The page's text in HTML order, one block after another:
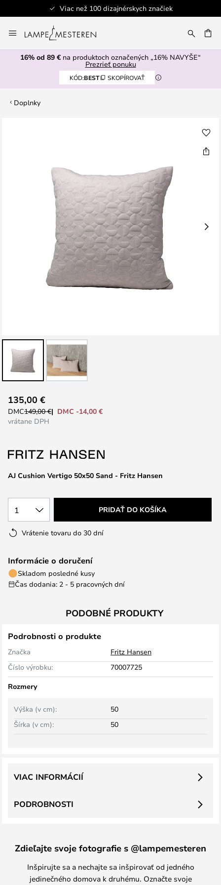
Viac než 100 dizajnérskych značiek
to
Content
16% od 89 € na produktoch označených „16% NAVYŠE“
Prezrieť ponuku
KÓD:BEST SKOPÍROVAŤ
Doplnky
na
začiatok
AJ Cushion Vertigo 50x50 Sand - Fritz Hansen
135,00 €
DMC149,00 €
DMC -14,00 €
vrátane DPH
1 PRIDAŤ DO KOŠÍKA
Vrátenie tovaru do 30 dní
Informácie o doručení
Skladom posledné kusy
Čas dodania: 2 - 5 pracovných dní
PODOBNÉ PRODUKTY
Podrobnosti o produkte
Značka
Fritz Hansen
Číslo výrobku:
70007725
Rozmery
Šírka (v cm): 50
Výška (v cm): 50
PODROBNOSTI
VIAC INFORMÁCIÍ
Zdieľajte svoje fotografie s @lampemesteren
Inšpirujte sa a nechajte sa inšpirovať od jedného
jedinečného domova k druhému. Označte svoje